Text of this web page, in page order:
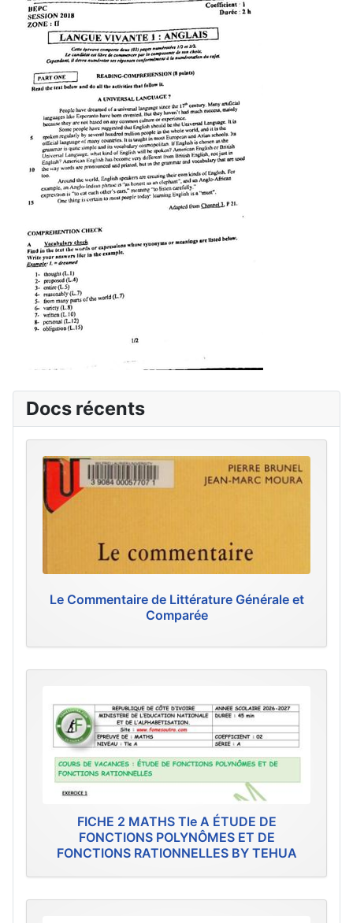
Docs récents
Le Commentaire de Littérature Générale et
Comparée
FICHE 2 MATHS Tle A ÉTUDE DE
FONCTIONS POLYNÔMES ET DE
FONCTIONS RATIONNELLES BY TEHUA